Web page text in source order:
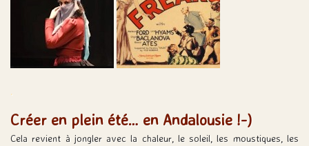
.
Créer en plein été… en Andalousie !-)
Cela revient à jongler avec la chaleur, le soleil, les moustiques, les